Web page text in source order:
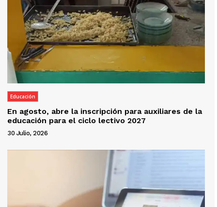
Educación
En agosto, abre la inscripción para auxiliares de la
educación para el ciclo lectivo 2027
30 Julio, 2026